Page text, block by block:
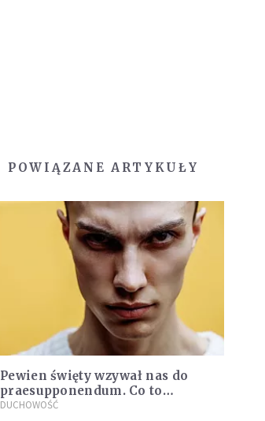
POWIĄZANE ARTYKUŁY
Pewien święty wzywał nas do
praesupponendum. Co to
właściwie jest?
DUCHOWOŚĆ